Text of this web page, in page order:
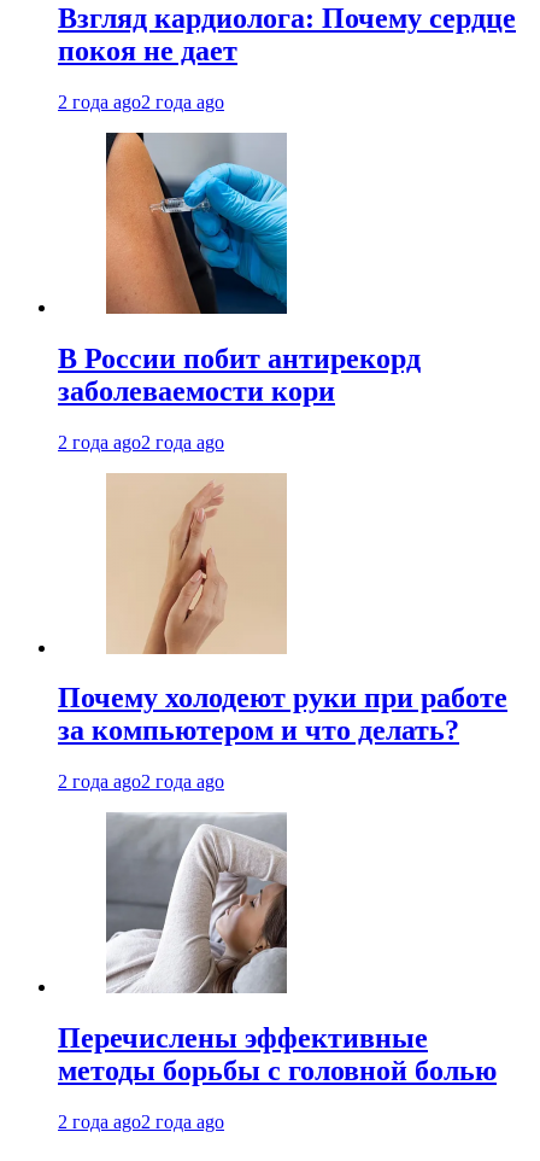
Взгляд кардиолога: Почему сердце
покоя не дает
2 года ago2 года ago
В России побит антирекорд
заболеваемости кори
2 года ago2 года ago
Почему холодеют руки при работе
за компьютером и что делать?
2 года ago2 года ago
Перечислены эффективные
методы борьбы с головной болью
2 года ago2 года ago